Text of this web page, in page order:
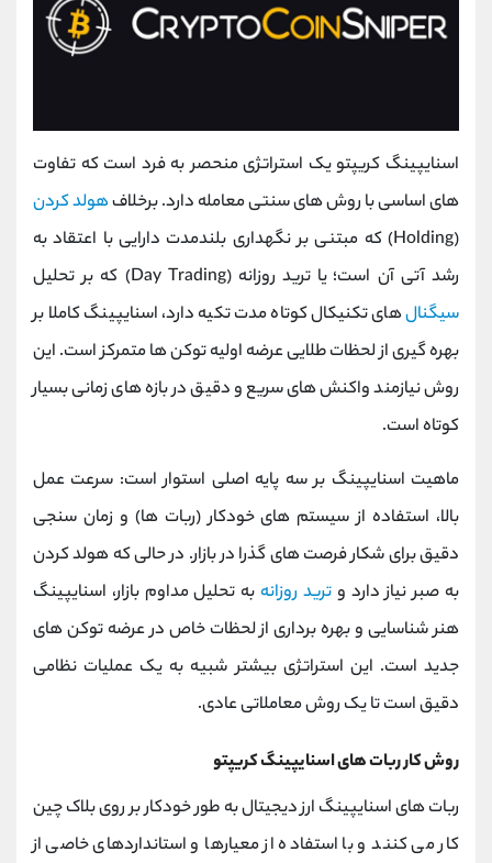
اسنایپینگ کریپتو یک استراتژی منحصر به ‌فرد است که تفاوت‌
های اساسی با روش ‌های سنتی معامله دارد. برخلافهولد کردن
(Holding) که مبتنی بر نگهداری بلندمدت دارایی با اعتقاد به
رشد آتی آن است؛ یا ترید روزانه (Day Trading) که بر تحلیل
سیگنال‌های تکنیکال کوتاه‌ مدت تکیه دارد، اسنایپینگ کاملا بر
بهره‌ گیری از لحظات طلایی عرضه اولیه توکن ‌ها متمرکز است. این
روش نیازمند واکنش ‌های سریع و دقیق در بازه ‌های زمانی بسیار
کوتاه است.
ماهیت اسنایپینگ بر سه پایه اصلی استوار است: سرعت عمل
بالا، استفاده از سیستم ‌های خودکار (ربات‌ ها) و زمان ‌سنجی
دقیق برای شکار فرصت ‌های گذرا در بازار. در حالی که هولد کردن
به صبر نیاز دارد وترید روزانه به تحلیل مداوم بازار، اسنایپینگ
هنر شناسایی و بهره ‌برداری از لحظات خاص در عرضه توکن‌ های
جدید است. این استراتژی بیشتر شبیه به یک عملیات نظامی
دقیق است تا یک روش معاملاتی عادی.
روش کار ربات های اسنایپینگ کریپتو
ربات ‌های اسنایپینگ ارز دیجیتال به طور خودکار بر روی بلاک چین
کار می کنند و با استفاده از معیارها و استانداردهای خاصی از